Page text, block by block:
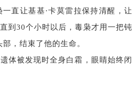
直让基基·卡莫雷拉保持清醒，让
到30个小时以后，毒枭才用一把钝
，结束了他的生命。